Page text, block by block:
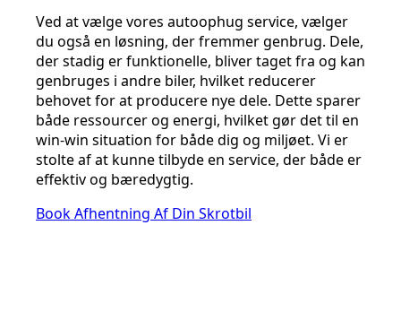
Ved at vælge vores autoophug service, vælger
du også en løsning, der fremmer genbrug. Dele,
der stadig er funktionelle, bliver taget fra og kan
genbruges i andre biler, hvilket reducerer
behovet for at producere nye dele. Dette sparer
både ressourcer og energi, hvilket gør det til en
win-win situation for både dig og miljøet. Vi er
stolte af at kunne tilbyde en service, der både er
effektiv og bæredygtig.
Book Afhentning Af Din Skrotbil